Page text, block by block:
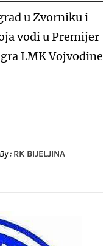
u Zvorniku i
vodi u Premijer
LMK Vojvodine
: RK BIJELJINA